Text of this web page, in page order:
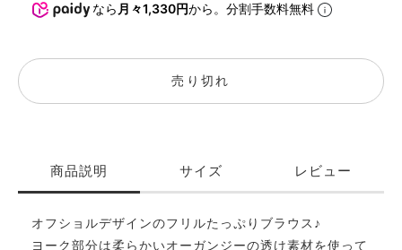
なら 月々1,330円から。分割手数料無料
売り切れ
商品説明 サイズ レビュー
オフショルデザインのフリルたっぷりブラウス♪
ヨーク部分は柔らかいオーガンジーの透け素材を使って